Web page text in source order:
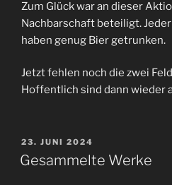
Zum Glück war an dieser
Nachbarschaft beteiligt.
haben genug Bier getrunken.
Jetzt fehlen noch die zwei
Hoffentlich sind dann wieder
VERÖFFENTLICHT
AM
23. JUNI 2024
Gesammelte Werke